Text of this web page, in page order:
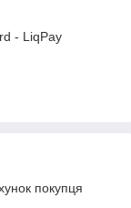
- LiqPay
покупця